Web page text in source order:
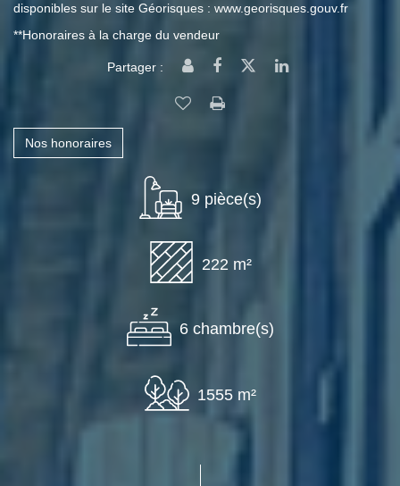
disponibles sur le site Géorisques : www.georisques.gouv.fr
**Honoraires à la charge du vendeur
Partager :
Nos honoraires
9 pièce(s)
222 m²
6 chambre(s)
1555 m²